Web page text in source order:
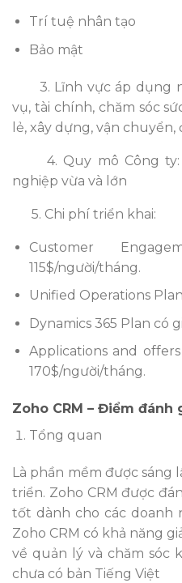
Trí tuệ nhân tạo
Bảo mật
3. Lĩnh vực áp dụng
vụ, tài chính, chăm sóc
lẻ, xây dựng, vận
4. Quy mô Công
nghiệp vừa và lớn
5. Chi phí triển khai:
Customer
115$/người/tháng.
Unified Operations
Dynamics 365 Plan có
Applications and
170$/người/tháng.
Zoho CRM – Điểm đánh
Tổng quan
Là phần mềm được sáng
triển. Zoho CRM được
tốt dành cho các doanh
Zoho CRM có khả năng
về quản lý và chăm sóc
chưa có bản Tiếng Việt